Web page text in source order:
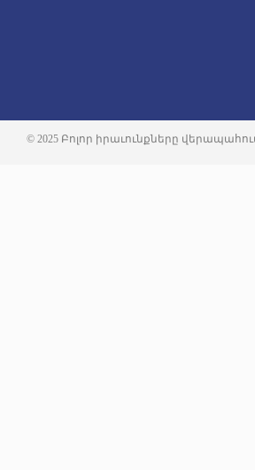
© 2025 Բոլոր իրաւունքները